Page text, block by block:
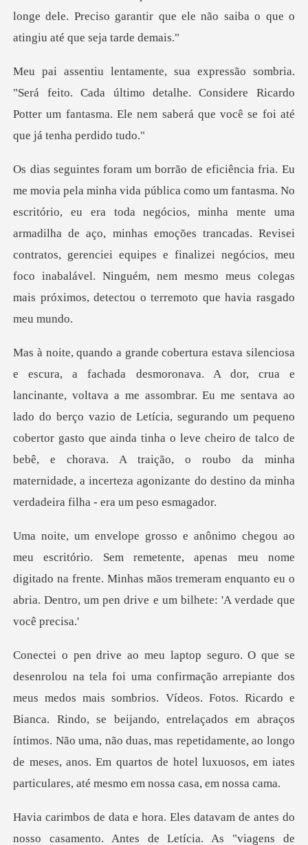
o. Cada último detalhe. Considere Ricardo
Potter um fantasma.
ra toda negócios, minha mente uma
armadilha de aço, minhas emoções trancadas. Revisei
contratos, gerenciei equipes e finalizei
ar. Eu me sentava ao
lado do berço vazio de Letícia, segurando um pequeno
cobertor gasto que ainda tinha o leve cheiro de talco de
bebê,
tente, apenas meu nome
digitado na frente. Minhas mãos tremeram enquanto e
mbrios. Vídeos. Fotos. Ricardo e
Bianca. Rindo, se beijando, entrelaçados em abraços
íntimos. Não uma, não duas, mas repetid